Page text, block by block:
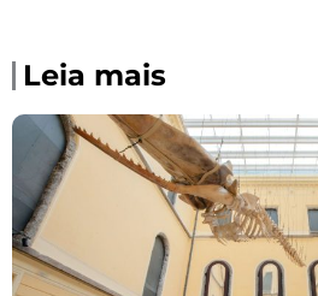
Leia mais